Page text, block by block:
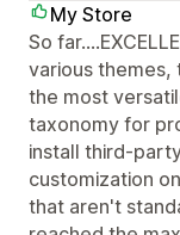
My Store
So
various themes,
the most
taxonomy for
install third-
customization
that aren't